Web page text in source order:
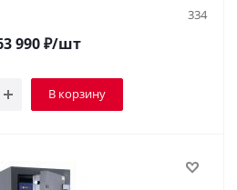
334
990₽/шт
В корзину